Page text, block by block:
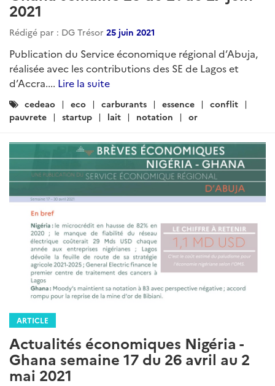
2021
Rédigé par : DG Trésor 25 juin 2021
Publication du Service économique régional d’Abuja,
réalisée avec les contributions des SE de Lagos et
d’Accra.... Lire la suite
Catégories
:
cedeao eco carburants essence
conflit
pauvrete
startup lait notation or
ARTICLE
Actualités économiques Nigéria -
Ghana semaine 17 du 26 avril au 2
mai 2021